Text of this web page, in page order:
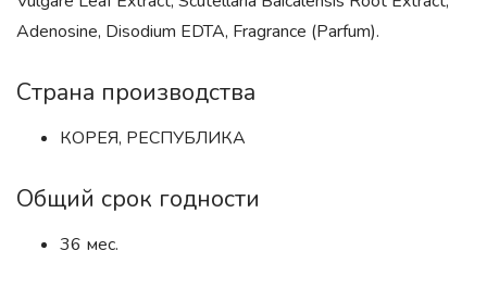
Adenosine, Disodium EDTA, Fragrance (Parfum).
Страна производства
КОРЕЯ, РЕСПУБЛИКА
Общий срок годности
36 мес.